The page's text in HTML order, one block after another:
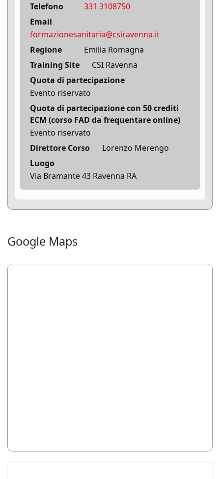
Telefono
331 3108750
Email
formazionesanitaria@csiravenna.it
Regione
Emilia Romagna
Training Site
CSI Ravenna
Quota di partecipazione
Evento riservato
Quota di partecipazione con 50 crediti
ECM (corso FAD da frequentare online)
Evento riservato
Direttore Corso
Lorenzo Merengo
Luogo
Via Bramante 43 Ravenna RA
Google Maps